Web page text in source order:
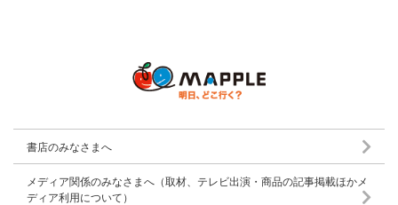
書店のみなさまへ
メディア関係のみなさまへ（取材、テレビ出演・商品の記事掲載ほかメ
ディア利用について）